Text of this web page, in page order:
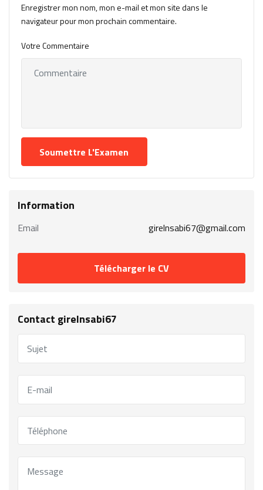
Enregistrer mon nom, mon e-mail et mon site dans le
navigateur pour mon prochain commentaire.
Votre Commentaire
Information
Email girelnsabi67@gmail.com
Télécharger le CV
Contact girelnsabi67